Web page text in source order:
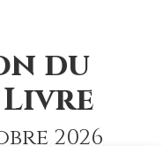
du
2026